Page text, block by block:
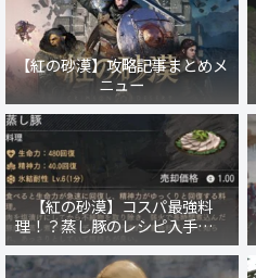
【紅の砂漠】攻略記事まとめメ
ニュー
【紅の砂漠】コスパ最強料
理！？蒸し豚のレシピ入手方法
と作り方